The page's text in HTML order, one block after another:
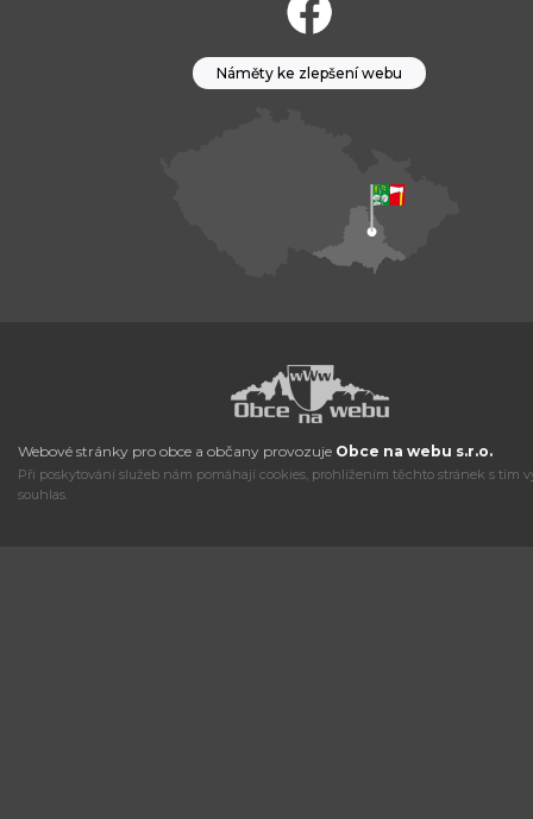
Náměty ke zlepšení webu
Webové stránky pro obce a občany provozuje Obce na webu s.r.o.
Při poskytování služeb nám pomáhají cookies, prohlížením těchto stránek s tím
souhlas.